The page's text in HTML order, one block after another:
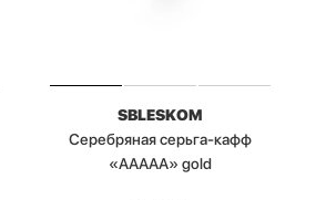
SBLESKOM
Серебряная серьга-кафф
«AАААА» gold